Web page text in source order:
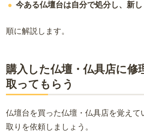
今ある仏壇台は自分で処分し、新
順に解説します。
購入した仏壇・仏具店に修
取ってもらう
仏壇台を買った仏壇・仏具店を覚えて
取りを依頼しましょう。